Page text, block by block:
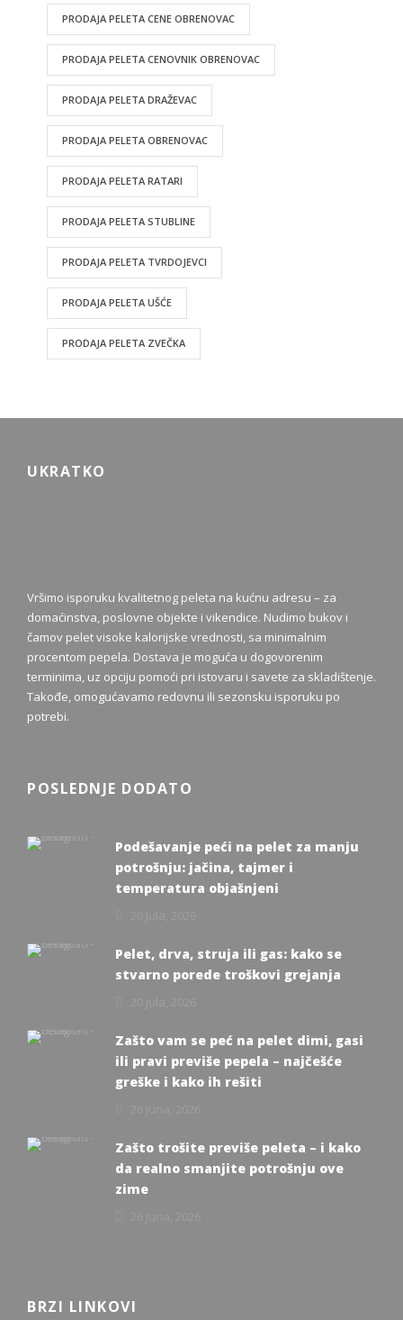
PRODAJA PELETA CENE OBRENOVAC
PRODAJA PELETA CENOVNIK OBRENOVAC
PRODAJA PELETA DRAŽEVAC
PRODAJA PELETA OBRENOVAC
PRODAJA PELETA RATARI
PRODAJA PELETA STUBLINE
PRODAJA PELETA TVRDOJEVCI
PRODAJA PELETA UŠĆE
PRODAJA PELETA ZVEČKA
UKRATKO
Vršimo isporuku kvalitetnog peleta na kućnu adresu – za
domaćinstva, poslovne objekte i vikendice. Nudimo bukov i
čamov pelet visoke kalorijske vrednosti, sa minimalnim
procentom pepela. Dostava je moguća u dogovorenim
terminima, uz opciju pomoći pri istovaru i savete za skladištenje.
Takođe, omogućavamo redovnu ili sezonsku isporuku po
potrebi.
POSLEDNJE DODATO
Podešavanje peći na pelet za manju
potrošnju: jačina, tajmer i
temperatura objašnjeni
Pelet, drva, struja ili gas: kako se
stvarno porede troškovi grejanja
Zašto vam se peć na pelet dimi, gasi
ili pravi previše pepela – najčešće
greške i kako ih rešiti
Zašto trošite previše peleta – i kako
da realno smanjite potrošnju ove
zime
BRZI LINKOVI